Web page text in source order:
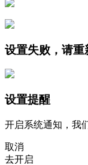
设置失败，请重
设置提醒
开启系统通知，我
取消
去开启